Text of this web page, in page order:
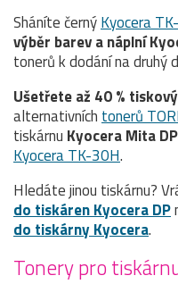
Sháníte černýKyocera
výběr barev a náplní
tonerů k dodání na druhý
Ušetřete až 40 %
alternativních tonerů
tiskárnu Kyocera Mita
Kyocera TK-30H.
Hledáte jinou tiskárnu?
do tiskáren Kyocera DP
do tiskárny Kyocera.
Tonery pro